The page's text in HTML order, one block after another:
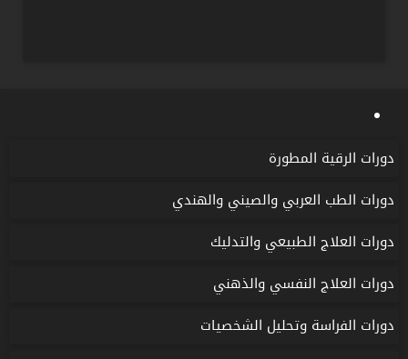
دورات الرقية المطورة
دورات الطب العربي والصيني والهندي
دورات العلاج الطبيعي والتدليك
دورات العلاج النفسي والذهني
دورات الفراسة وتحليل الشخصيات